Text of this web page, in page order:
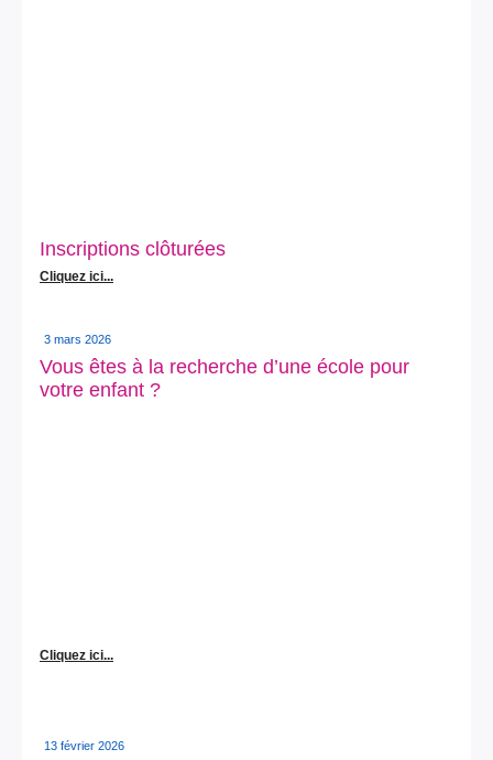
Inscriptions clôturées
Cliquez ici...
3 mars 2026
Vous êtes à la recherche d’une école pour
votre enfant ?
Cliquez ici...
13 février 2026